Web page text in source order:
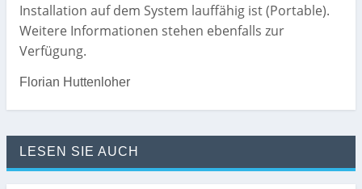
Installation auf dem System lauffähig ist (Portable).
Weitere Informationen stehen ebenfalls zur
Verfügung.
Florian Huttenloher
LESEN SIE AUCH